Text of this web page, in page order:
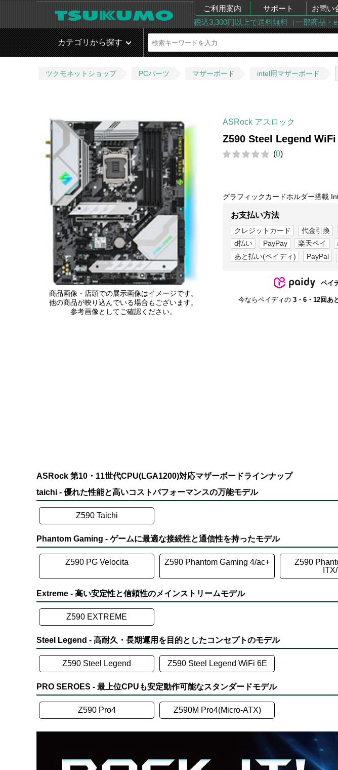
ご利用案内 サポート お問い
税込3,300円以上で送料無料（一部商品・
カテゴリから探す
ツクモネットショップ PCパーツ マザーボード intel用マザーボード
商品画像・店頭での展示画像はイメージです。
他の商品が映り込んでいる場合もございます。
参考画像としてご確認ください。
ASRock アスロック
Z590 Steel Legend WiFi
(0)
グラフィックカードホルダー搭載
お支払い方法
クレジットカード 代金引換
d払い
PayPay 楽天ペイ
あと払い(ペイディ)
PayPal
ペイ
今ならペイディの 3・6・12回あ
ASRock 第10・11世代CPU(LGA1200)対応マザーボードラインナップ
taichi - 優れた性能と高いコストパフォーマンスの万能モデル
Z590 Taichi
Phantom Gaming - ゲームに最適な接続性と通信性を持ったモデル
Z590 PG Velocita Z590 Phantom Gaming 4/ac+
Z590
Extreme - 高い安定性と信頼性のメインストリームモデル
Z590 EXTREME
Steel Legend - 高耐久・長期運用を目的としたコンセプトのモデル
Z590 Steel Legend Z590 Steel Legend WiFi 6E
PRO SEROES - 最上位CPUも安定動作可能なスタンダードモデル
Z590 Pro4 Z590M Pro4(Micro-ATX)